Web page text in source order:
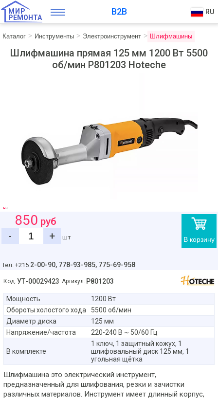
МИР
РЕМОНТА
B2B RU
Каталог Инструменты Электроинструмент Шлифмашины
Шлифмашина прямая 125 мм 1200 Вт 5500
об/мин P801203 Hoteche
В корзину
850 руб
-
+ шт
Тел: +215 2-00-90, 778-93-985, 775-69-958
Код: УТ-00029423 Артикул: P801203
Мощность
1200 Вт
Обороты холостого хода
5500 об/мин
Диаметр диска
125 мм
Напряжение/частота
220-240 В ~ 50/60 Гц
В комплекте
1 ключ, 1 защитный кожух, 1
шлифовальный диск 125 мм, 1
угольная щётка
Шлифмашина это электрический инструмент,
предназначенный для шлифования, резки и зачистки
различных материалов. Инструмент имеет длинный корпус,